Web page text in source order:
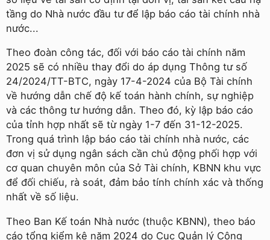
tầng do Nhà nước đầu tư để lập báo cáo tài chính nhà
nước...
Theo đoàn công tác, đối với báo cáo tài chính năm
2025 sẽ có nhiều thay đổi do áp dụng Thông tư số
24/2024/TT-BTC, ngày 17-4-2024 của Bộ Tài chính
về hướng dẫn chế độ kế toán hành chính, sự nghiệp
và các thông tư hướng dẫn. Theo đó, kỳ lập báo cáo
của tỉnh hợp nhất sẽ từ ngày 1-7 đến 31-12-2025.
Trong quá trình lập báo cáo tài chính nhà nước, các
đơn vị sử dụng ngân sách cần chủ động phối hợp với
cơ quan chuyên môn của Sở Tài chính, KBNN khu vực
để đối chiếu, rà soát, đảm bảo tính chính xác và thống
nhất về số liệu.
Theo Ban Kế toán Nhà nước (thuộc KBNN), theo báo
cáo tổng kiểm kê năm 2024 do Cục Quản lý Công